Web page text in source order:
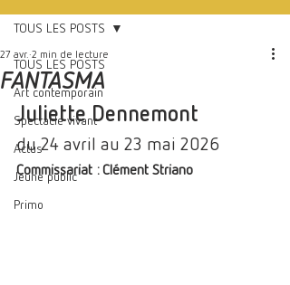
TOUS LES POSTS
Art contemporain
Spectacle vivant
Actus
Jeune public
Primo
TOUS LES POSTS
FANTASMA
27 avr. 2 min de lecture
Juliette Dennemont
du 24 avril au 23 mai 2026
Commissariat : Clément Striano